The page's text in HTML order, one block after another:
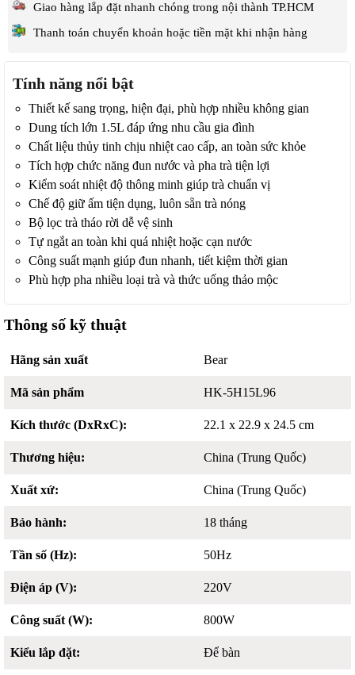
Giao hàng lắp đặt nhanh chóng trong nội thành TP.HCM
Thanh toán chuyển khoản hoặc tiền mặt khi nhận hàng
Tính năng nổi bật
Thiết kế sang trọng, hiện đại, phù hợp nhiều không gian
Dung tích lớn 1.5L đáp ứng nhu cầu gia đình
Chất liệu thủy tinh chịu nhiệt cao cấp, an toàn sức khỏe
Tích hợp chức năng đun nước và pha trà tiện lợi
Kiểm soát nhiệt độ thông minh giúp trà chuẩn vị
Chế độ giữ ấm tiện dụng, luôn sẵn trà nóng
Bộ lọc trà tháo rời dễ vệ sinh
Tự ngắt an toàn khi quá nhiệt hoặc cạn nước
Công suất mạnh giúp đun nhanh, tiết kiệm thời gian
Phù hợp pha nhiều loại trà và thức uống thảo mộc
Thông số kỹ thuật
Hãng sản xuất Bear
Mã sản phẩm HK-5H15L96
Kích thước (DxRxC): 22.1 x 22.9 x 24.5 cm
Thương hiệu: China (Trung Quốc)
Xuất xứ: China (Trung Quốc)
Bảo hành: 18 tháng
Tần số (Hz): 50Hz
Điện áp (V): 220V
Công suất (W): 800W
Kiểu lắp đặt: Để bàn